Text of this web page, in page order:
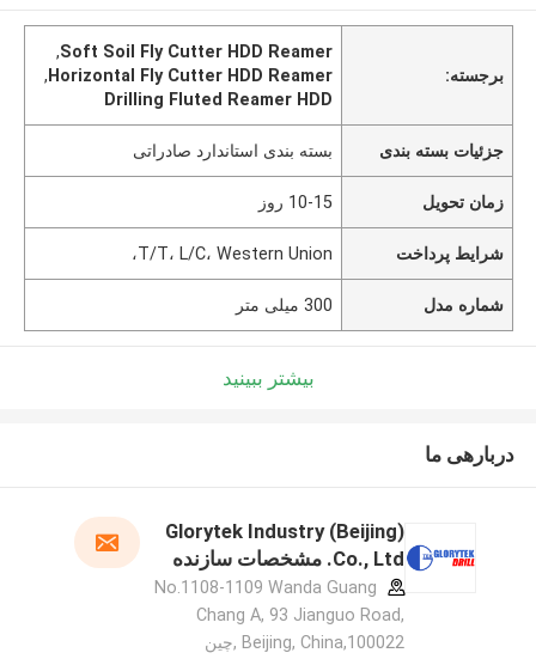
برجسته:
Soft Soil Fly Cutter HDD Reamer
,
Horizontal Fly Cutter HDD Reamer
,
Drilling Fluted Reamer HDD
جزئیات بسته بندی بسته بندی استاندارد صادراتی
زمان تحویل 10-15 روز
شرایط پرداخت T/T، L/C، Western Union،
شماره مدل 300 میلی متر
بیشتر ببینید
دربارهی ما
Glorytek Industry (Beijing)
Co., Ltd. مشخصات سازنده
No.1108-1109 Wanda Guang
Chang A, 93 Jianguo Road,
Beijing, China,100022 ,چین